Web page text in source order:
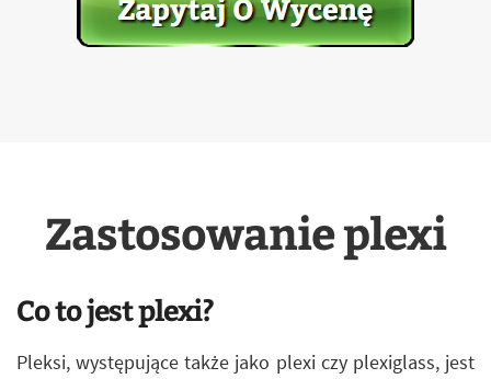
Zastosowanie plexi
Co to jest plexi?
Pleksi, występujące także jako plexi czy plexiglass, jest